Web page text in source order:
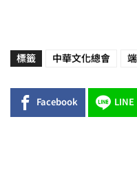
標籤 中華文化總會
Facebook LINE